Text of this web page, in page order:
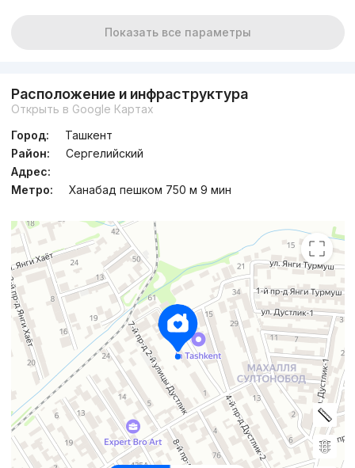
Показать все параметры
Расположение и инфраструктура
Открыть в Google Картах
Город:
Ташкент
Район:
Сергелийский
Адрес:
Метро:
Ханабад пешком 750 м 9 мин